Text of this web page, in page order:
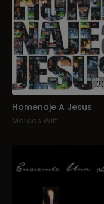
Homenaje A Jesus
Marcos Witt